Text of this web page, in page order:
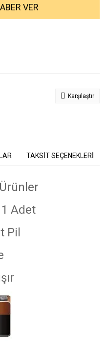
VER
Karşılaştır
TAKSİT SEÇENEKLERİ
Adet
Pil